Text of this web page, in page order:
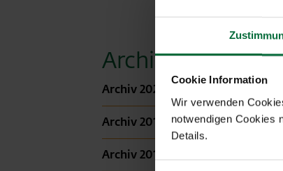
Cookie Information
Wir verwenden
notwendigen Cookies
Details.
Archiv
Archiv 2022
Archiv 2016
Archiv 2014